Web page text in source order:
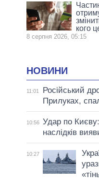
кого
8 серпня 2026, 05:15
НОВИНИ
11:01
Російський
Прилуках,
10:56 Удар по Києву:
наслідків
10:27